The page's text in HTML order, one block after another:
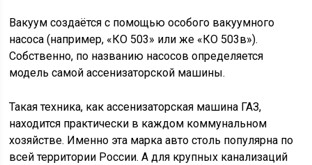
Вакуум создаётся с помощью особого вакуумного
насоса (например, «КО 503» или же «КО 503в»).
Собственно, по названию насосов определяется
модель самой ассенизаторской машины.
Такая техника, как ассенизаторская машина ГАЗ,
находится практически в каждом коммунальном
хозяйстве. Именно эта марка авто столь популярна по
всей территории России. А для крупных канализаций